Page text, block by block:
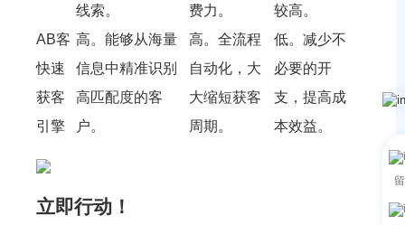
线索。 费力。
较高。
AB客
快速
获客
引擎
高。能够从海量
信息中精准识别
高匹配度的客
户。
高。全流程
自动化，大
大缩短获客
周期。
低。减少不
必要的开
支，提高成
本效益。
立即行动！